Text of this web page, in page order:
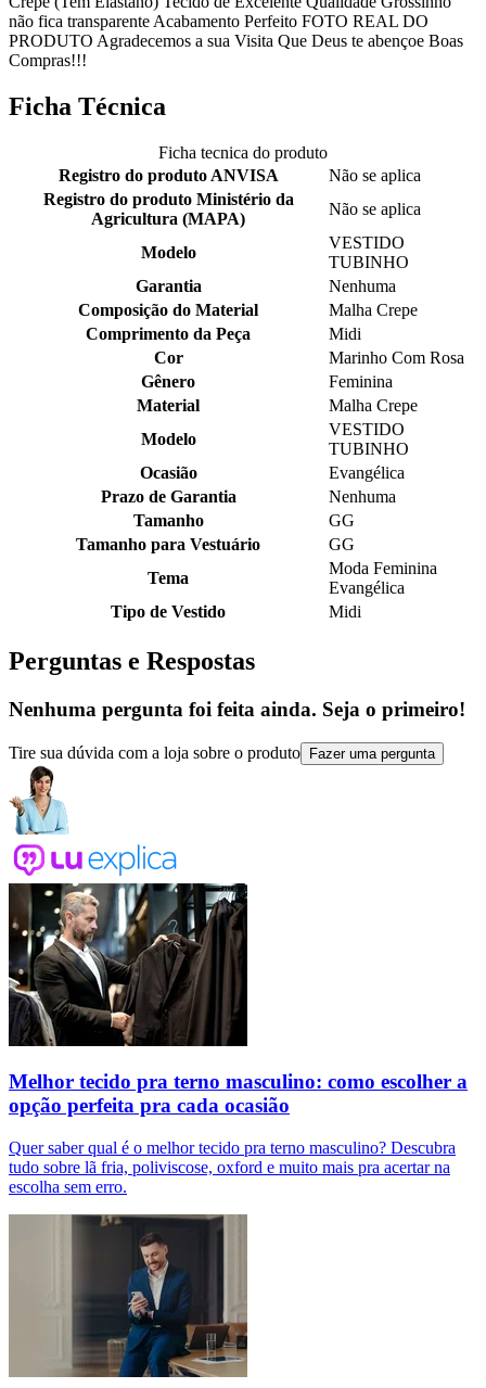
não fica transparente Acabamento Perfeito FOTO REAL DO
PRODUTO Agradecemos a sua Visita Que Deus te abençoe Boas
Compras!!!
Ficha Técnica
Ficha tecnica do produto
Registro do produto ANVISA
Não se aplica
Registro do produto Ministério da
Agricultura (MAPA)
Não se aplica
Modelo
VESTIDO
TUBINHO
Garantia
Nenhuma
Composição do Material
Malha Crepe
Comprimento da Peça
Midi
Cor
Marinho Com Rosa
Gênero
Feminina
Material
Malha Crepe
Modelo
VESTIDO
TUBINHO
Ocasião
Evangélica
Prazo de Garantia
Nenhuma
Tamanho
GG
Tamanho para Vestuário
GG
Tema
Moda Feminina
Evangélica
Tipo de Vestido
Midi
Perguntas e Respostas
Nenhuma pergunta foi feita ainda. Seja o primeiro!
Tire sua dúvida com a loja sobre o produto Fazer uma pergunta
Melhor tecido pra terno masculino: como escolher a
opção perfeita pra cada ocasião
Quer saber qual é o melhor tecido pra terno masculino? Descubra
tudo sobre lã fria, poliviscose, oxford e muito mais pra acertar na
escolha sem erro.